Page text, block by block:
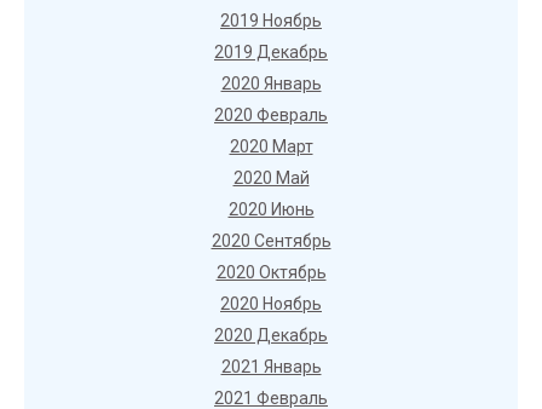
2019 Ноябрь
2019 Декабрь
2020 Январь
2020 Февраль
2020 Март
2020 Май
2020 Июнь
2020 Сентябрь
2020 Октябрь
2020 Ноябрь
2020 Декабрь
2021 Январь
2021 Февраль